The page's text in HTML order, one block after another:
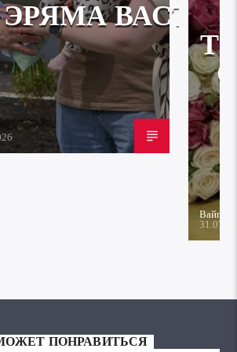
ЭРЯМА ВАСТА
Вайгель
ПОНРАВИТЬСЯ